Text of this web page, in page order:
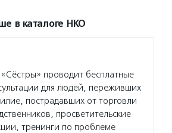
в каталоге НКО
проводит бесплатные
для людей, переживших
пострадавших от торговли
просветительские
тренинги по проблеме